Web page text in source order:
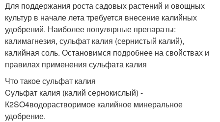
Для поддержания роста садовых растений и овощных
культур в начале лета требуется внесение калийных
удобрений. Наиболее популярные препараты:
калимагнезия, сульфат калия (сернистый калий),
калийная соль. Остановимся подробнее на свойствах и
правилах применения сульфата калия
Что такое сульфат калия
Cульфат калия (калий сернокислый) -
К2SO4водорастворимое калийное минеральное
удобрение.